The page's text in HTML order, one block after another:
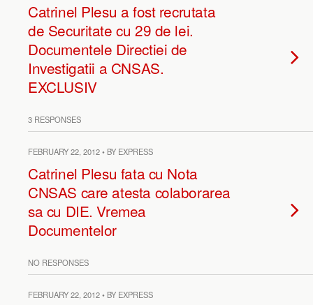
Catrinel Plesu a fost recrutata
de Securitate cu 29 de lei.
Documentele Directiei de
Investigatii a CNSAS.
EXCLUSIV
3 RESPONSES
FEBRUARY 22, 2012 • BY EXPRESS
Catrinel Plesu fata cu Nota
CNSAS care atesta colaborarea
sa cu DIE. Vremea
Documentelor
NO RESPONSES
FEBRUARY 22, 2012 • BY EXPRESS